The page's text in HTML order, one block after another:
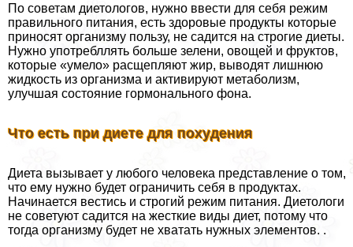
По советам диетологов, нужно ввести для себя режим
правильного питания, есть здоровые продукты которые
приносят организму пользу, не садится на строгие диеты.
Нужно употрeбллять больше зелени, овощей и фруктов,
которые «умело» расщепляют жир, выводят лишнюю
жидкость из организма и активируют метаболизм,
улучшая состояние гормонального фона.
Что есть при диете для похудения
Диета вызывает у любого человека представление о том,
что ему нужно будет ограничить себя в продуктах.
Начинается вестись и строгий режим питания. Диетологи
не советуют садится на жесткие виды диет, потому что
тогда организму будет не хватать нужных элементов. .